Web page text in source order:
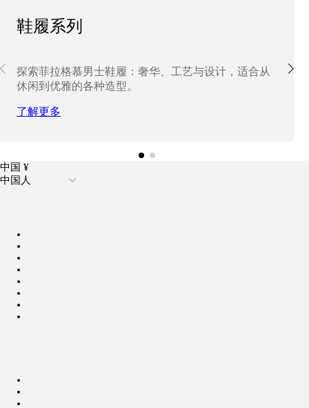
鞋履系列
探索菲拉格慕男士鞋履：奢华、工艺与设计，适合从
休闲到优雅的各种造型。
了解更多
中国 ¥
中国人